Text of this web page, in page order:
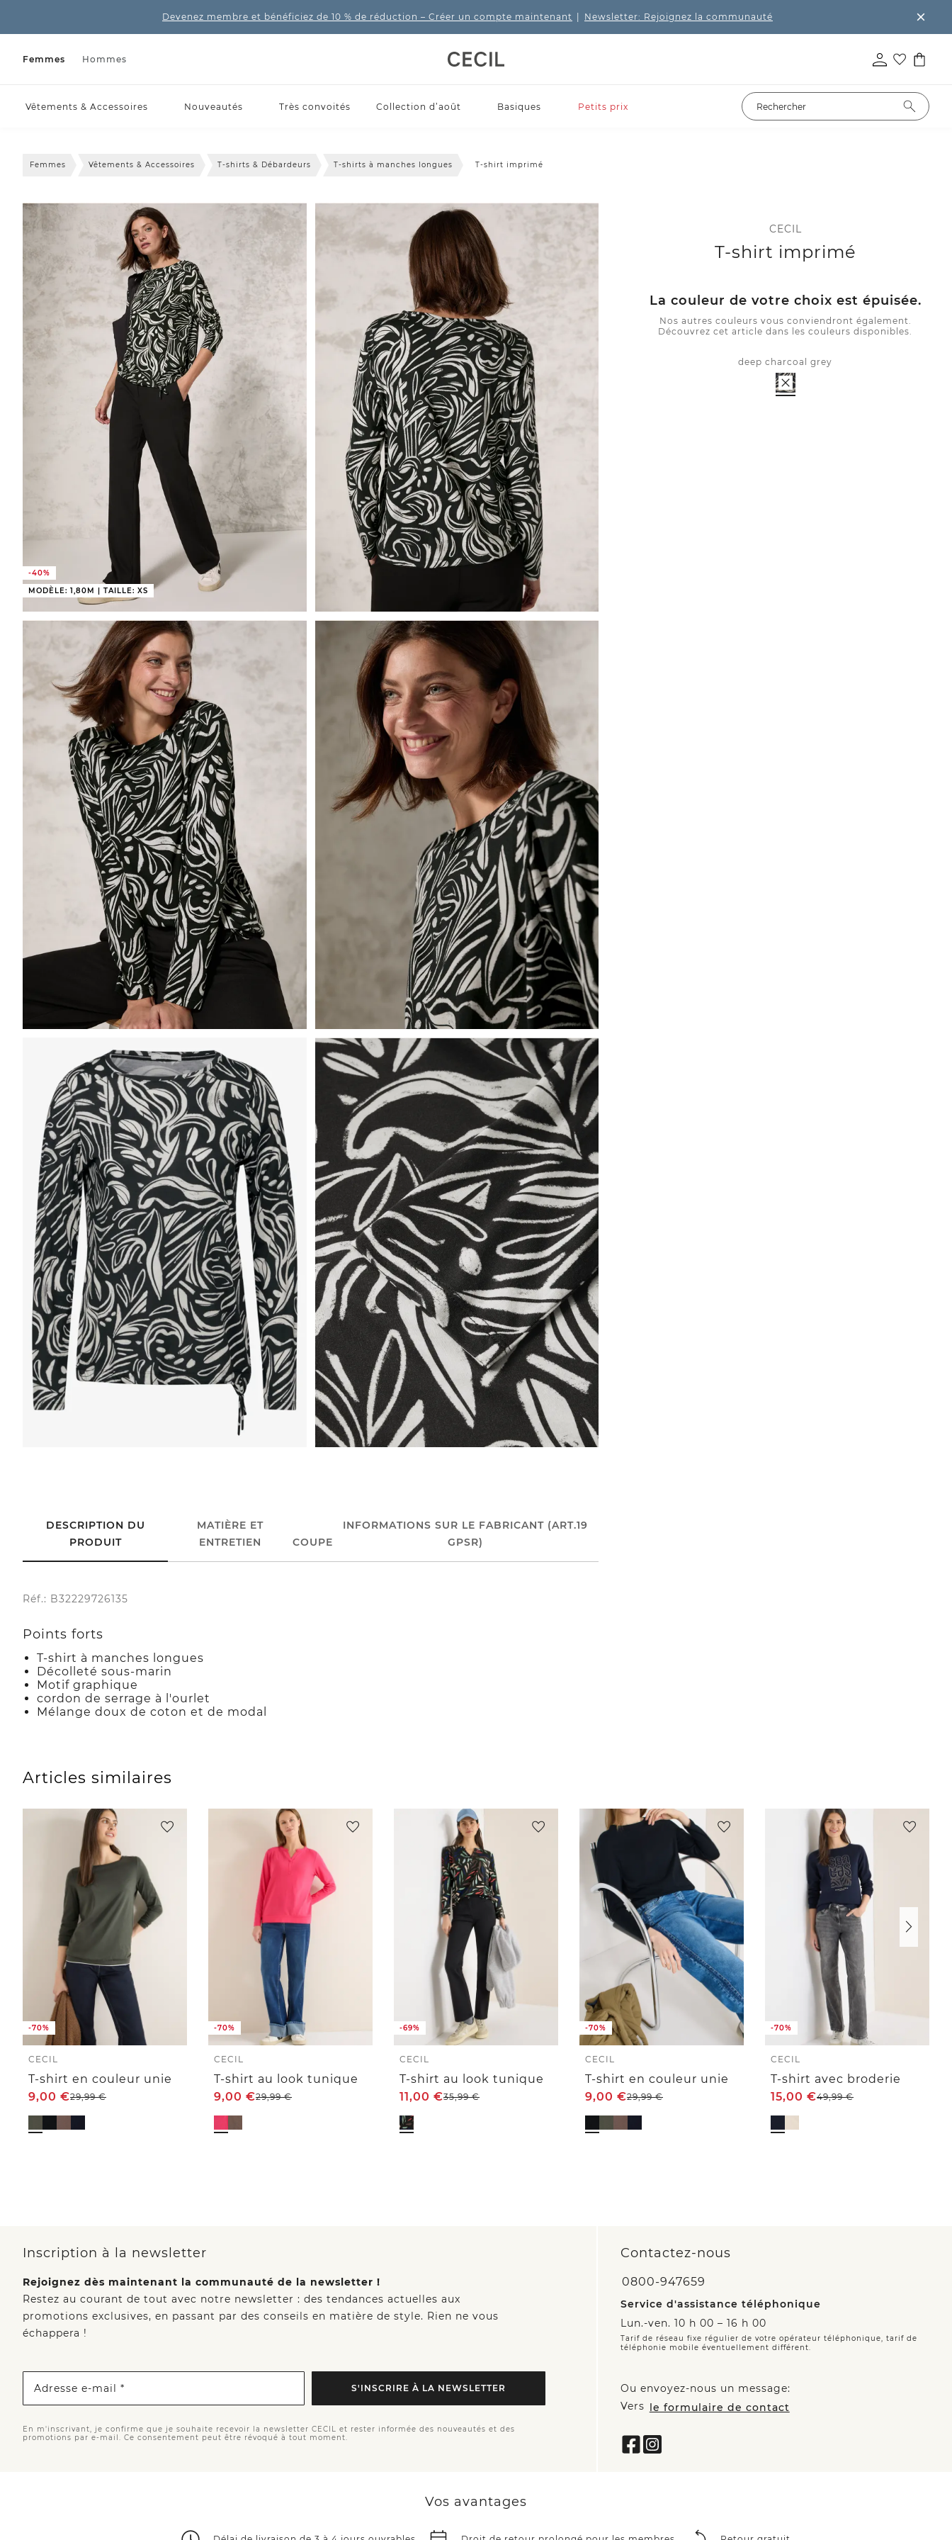
Devenez membre et bénéficiez de 10 % de réduction – Créer un compte maintenant Newsletter: Rejoignez la communauté
Femmes Hommes
Vêtements & Accessoires Nouveautés Très convoités Collection d’août Basiques Petits prix
Femmes Vêtements & Accessoires T-shirts & Débardeurs T-shirts à manches longues T-shirt imprimé
-40%
MODÈLE: 1,80M | TAILLE: XS
CECIL
T-shirt imprimé
La couleur de votre choix est épuisée.
Nos autres couleurs vous conviendront également.
Découvrez cet article dans les couleurs disponibles.
deep charcoal grey
DESCRIPTION DU
PRODUIT
MATIÈRE ET
ENTRETIEN
COUPE
INFORMATIONS SUR LE FABRICANT (ART.19
GPSR)
Réf.: B32229726135
Points forts
T-shirt à manches longues
Décolleté sous-marin
Motif graphique
cordon de serrage à l'ourlet
Mélange doux de coton et de modal
Articles similaires
-70%
CECIL
T-shirt en couleur unie
9,00 €29,99€
-70%
CECIL
T-shirt au look tunique
9,00 €29,99€
-69%
CECIL
T-shirt au look tunique
11,00 €35,99€
-70%
CECIL
T-shirt en couleur unie
9,00 €29,99€
-70%
CECIL
T-shirt avec broderie
15,00 €49,99€
Inscription à la newsletter
Rejoignez dès maintenant la communauté de la newsletter !
Restez au courant de tout avec notre newsletter : des tendances actuelles aux
promotions exclusives, en passant par des conseils en matière de style. Rien ne vous
échappera !
Adresse e-mail * S'INSCRIRE À LA NEWSLETTER
En m'inscrivant, je confirme que je souhaite recevoir la newsletter CECIL et rester informée des nouveautés et des
promotions par e-mail. Ce consentement peut être révoqué à tout moment.
Contactez-nous
0800-947659
Service d'assistance téléphonique
Lun.-ven. 10 h 00 – 16 h 00
Tarif de réseau fixe régulier de votre opérateur téléphonique, tarif de
téléphonie mobile éventuellement différent.
Ou envoyez-nous un message:
Vers le formulaire de contact
Vos avantages